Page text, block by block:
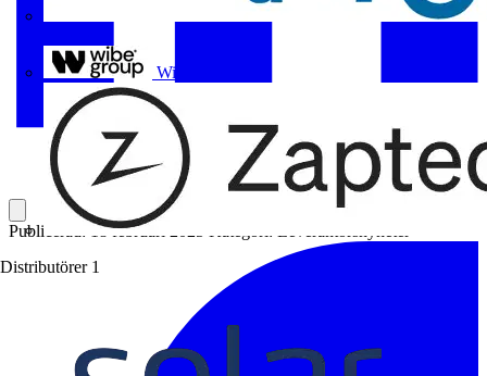
Wibe Group
Distributörer 1
Publicerad: 18 februari 2025